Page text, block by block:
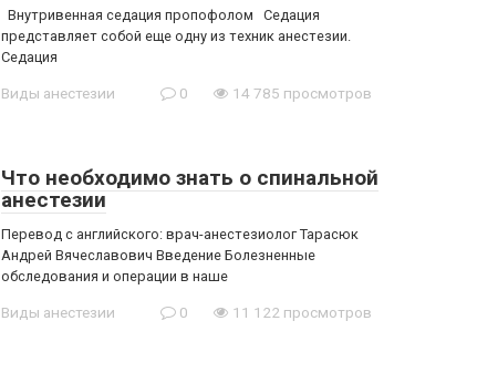
Внутривенная седация пропофолом Седация
представляет собой еще одну из техник анестезии.
Седация
Виды анестезии 0 14 785 просмотров
Что необходимо знать о спинальной
анестезии
Перевод с английского: врач-анестезиолог Тарасюк
Андрей Вячеславович Введение Болезненные
обследования и операции в наше
Виды анестезии 0 11 122 просмотров